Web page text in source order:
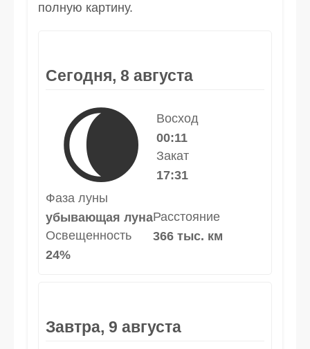
полную картину.
Сегодня, 8 августа
🌘
Восход
00:11
Закат
17:31
Фаза луны
убывающая луна
Освещенность
24%
Расстояние
366 тыс. км
Завтра, 9 августа